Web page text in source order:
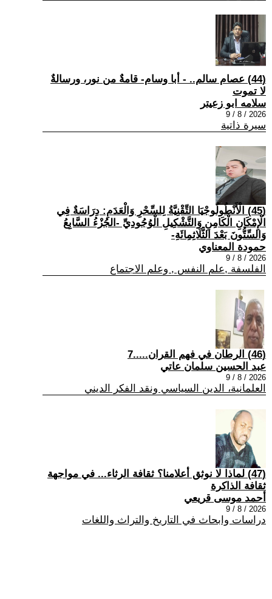
(44) عصام سالم.. - أبا وسام- قامةٌ من نور، ورسالةٌ
لا تموت
سلامه ابو زعيتر
2026 / 8 / 9
سيرة ذاتية
(45) الْأَنْطُولُوجْيَا التِّقْنِيَّةُ لِلسِّحْرِ وَالْعَدَمِ: دِرَاسَةٌ فِي
الْإِمْكَانِ الْكَامِنِ وَالتَّشْكِيلِ الْوُجُودِيِّ -الجُزْءُ السَّابِعُ
وَالسِّتُّونَ بَعْدَ الثَّلَاثِمِائَةِ-
حمودة المعناوي
2026 / 8 / 9
الفلسفة ,علم النفس , وعلم الاجتماع
(46) الرطان في فهم القران.....7
عبد الحسين سلمان عاتي
2026 / 8 / 9
العلمانية، الدين السياسي ونقد الفكر الديني
(47) لماذا لا نوثق أعلامنا؟ ثقافة الرثاء... في مواجهة
ثقافة الذاكرة
أحمد موسى قريعي
2026 / 8 / 9
دراسات وابحاث في التاريخ والتراث واللغات